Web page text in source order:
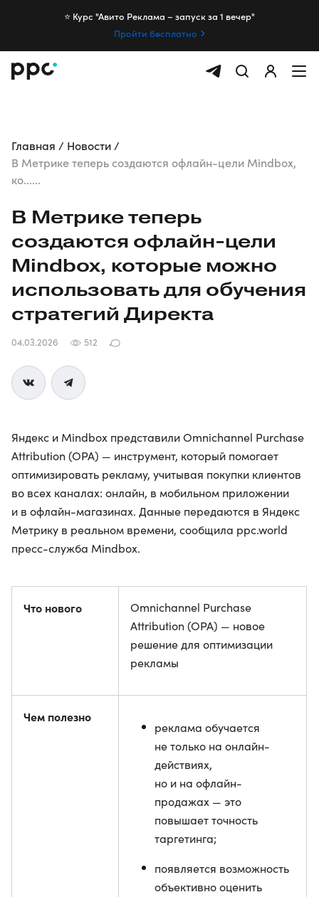
⭐️ Курс "Авито Реклама – запуск за 1 вечер"
Пройти бесплатно
Главная
Новости
В Метрике теперь создаются офлайн-цели Mindbox,
ко......
В Метрике теперь
создаются офлайн-цели
Mindbox, которые можно
использовать для обучения
стратегий Директа
04.03.2026 512
Яндекс и Mindbox представили Omnichannel Purchase
Attribution (OPA) — инструмент, который помогает
оптимизировать рекламу, учитывая покупки клиентов
во всех каналах: онлайн, в мобильном приложении
и в офлайн-магазинах. Данные передаются в Яндекс
Метрику в реальном времени, сообщила ppc.world
пресс-служба Mindbox.
Что нового
Omnichannel Purchase
Attribution (OPA) — новое
решение для оптимизации
рекламы
Чем полезно
реклама обучается
не только на онлайн-
действиях,
но и на офлайн-
продажах — это
повышает точность
таргетинга;
появляется возможность
объективно оценить